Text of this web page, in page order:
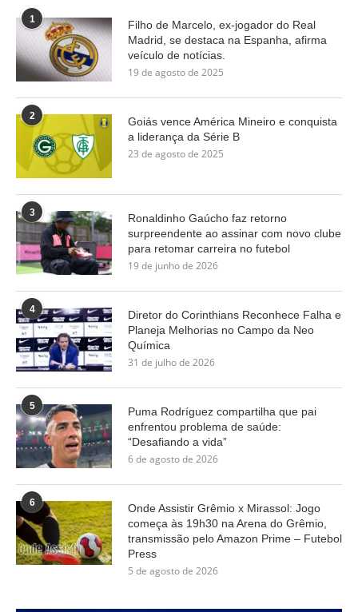
1
Filho de Marcelo, ex-jogador do Real
Madrid, se destaca na Espanha, afirma
veículo de notícias.
19 de agosto de 2025
2
Goiás vence América Mineiro e conquista
a liderança da Série B
23 de agosto de 2025
3
Ronaldinho Gaúcho faz retorno
surpreendente ao assinar com novo clube
para retomar carreira no futebol
19 de junho de 2026
4
Diretor do Corinthians Reconhece Falha e
Planeja Melhorias no Campo da Neo
Química
31 de julho de 2026
5
Puma Rodríguez compartilha que pai
enfrentou problema de saúde:
“Desafiando a vida”
6 de agosto de 2026
6
Onde Assistir Grêmio x Mirassol: Jogo
começa às 19h30 na Arena do Grêmio,
transmissão pelo Amazon Prime – Futebol
Press
5 de agosto de 2026